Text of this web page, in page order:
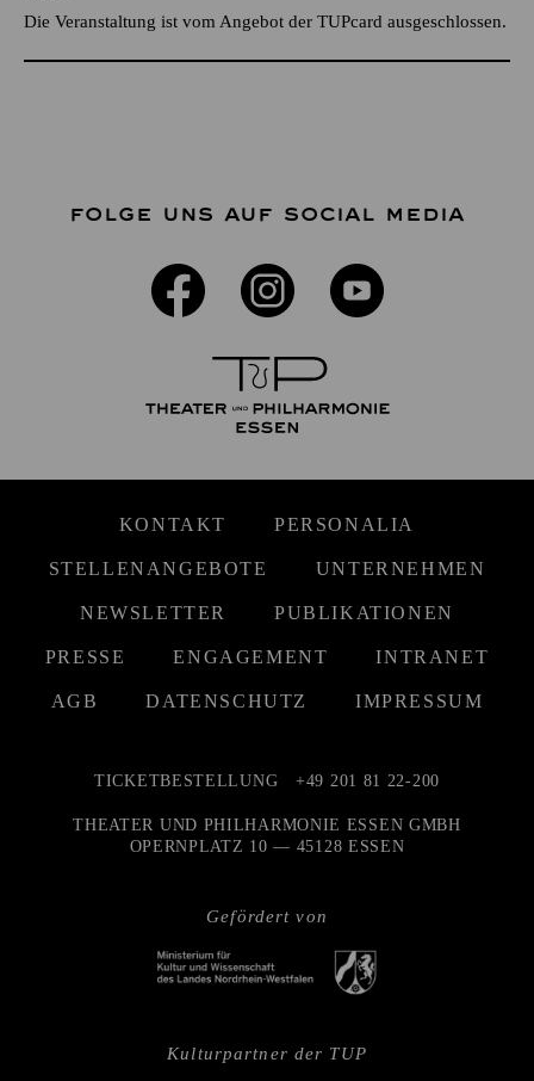
Die Veranstaltung ist vom Angebot der TUPcard ausgeschlossen.
FOLGE UNS AUF SOCIAL MEDIA
KONTAKT PERSONALIA
STELLENANGEBOTE UNTERNEHMEN
NEWSLETTER PUBLIKATIONEN
PRESSE ENGAGEMENT INTRANET
AGB DATENSCHUTZ IMPRESSUM
Gefördert von
TICKETBESTELLUNG +49 201 81 22-200
THEATER UND PHILHARMONIE ESSEN GMBH
OPERNPLATZ 10 — 45128 ESSEN
Kulturpartner der TUP